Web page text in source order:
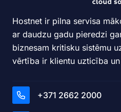
Hostnet ir pilna servisa
ar daudzu gadu pieredzi
biznesam kritisku sistēmu
vērtība ir klientu uzticība
+371 2662 2000